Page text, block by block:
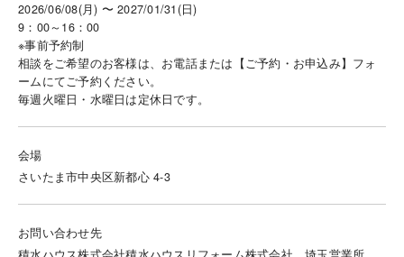
2026/06/08(月) 〜 2027/01/31(日)
9：00～16：00
※事前予約制
相談をご希望のお客様は、お電話または【ご予約・お申込み】フォ
ームにてご予約ください。
毎週火曜日・水曜日は定休日です。
会場
さいたま市中央区新都心 4-3
お問い合わせ先